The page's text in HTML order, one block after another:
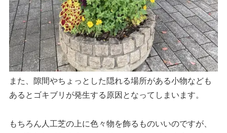
また、隙間やちょっとした隠れる場所がある小物なども
あるとゴキブリが発生する原因となってしまいます。
もちろん人工芝の上に色々物を飾るものいいのですが、